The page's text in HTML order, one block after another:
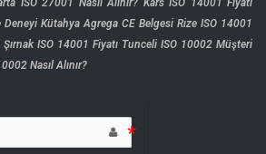
Deneyi Kütahya Agrega CE Belgesi Rize ISO 14001
Şırnak ISO 14001 Fiyatı Tunceli ISO 10002 Müşteri
Nasıl Alınır?